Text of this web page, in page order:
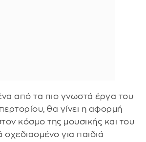
από τα πιο γνωστά έργα του
θα γίνει η αφορμή
κόσμο της μουσικής και του
σχεδιασμένο για παιδιά